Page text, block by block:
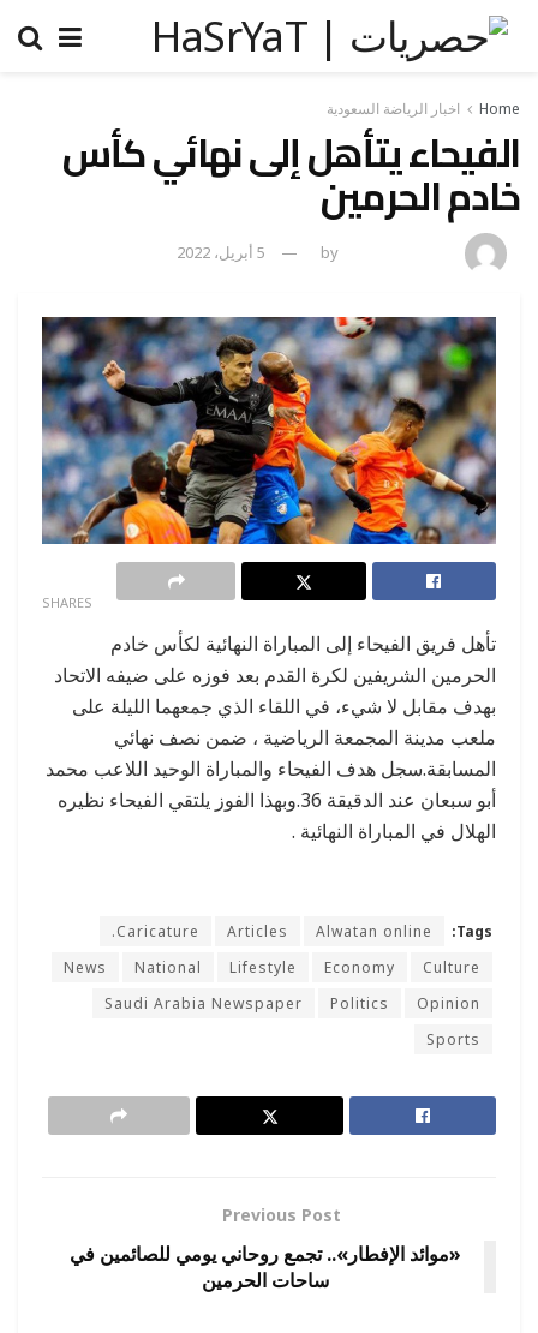
Home اخبار الرياضة السعودية
الفيحاء يتأهل إلى نهائي كأس
خادم الحرمين
by 5 أبريل، 2022
SHARES
تأهل فريق الفيحاء إلى المباراة النهائية لكأس خادم
الحرمين الشريفين لكرة القدم بعد فوزه على ضيفه الاتحاد
بهدف مقابل لا شيء، في اللقاء الذي جمعهما الليلة على
ملعب مدينة المجمعة الرياضية ، ضمن نصف نهائي
المسابقة.سجل هدف الفيحاء والمباراة الوحيد اللاعب محمد
أبو سبعان عند الدقيقة 36.وبهذا الفوز يلتقي الفيحاء نظيره
الهلال في المباراة النهائية .
Tags:
Alwatan online
Articles
Caricature.
Culture
Economy
Lifestyle
National
News
Opinion
Politics
Saudi Arabia Newspaper
Sports
Previous Post
«موائد الإفطار».. تجمع روحاني يومي للصائمين في
ساحات الحرمين